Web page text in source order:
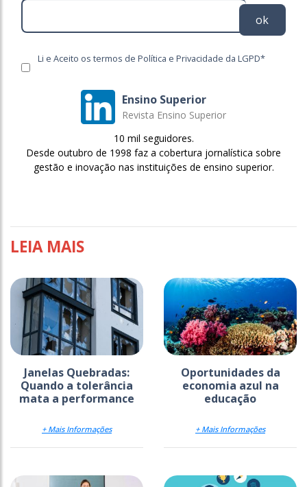
ok
Li e Aceito os termos de Política e Privacidade da LGPD*
Ensino Superior
Revista Ensino Superior
10 mil seguidores.
Desde outubro de 1998 faz a cobertura jornalística sobre
gestão e inovação nas instituições de ensino superior.
LEIA MAIS
Janelas Quebradas:
Quando a tolerância
mata a performance
+ Mais Informações
Oportunidades da
economia azul na
educação
+ Mais Informações